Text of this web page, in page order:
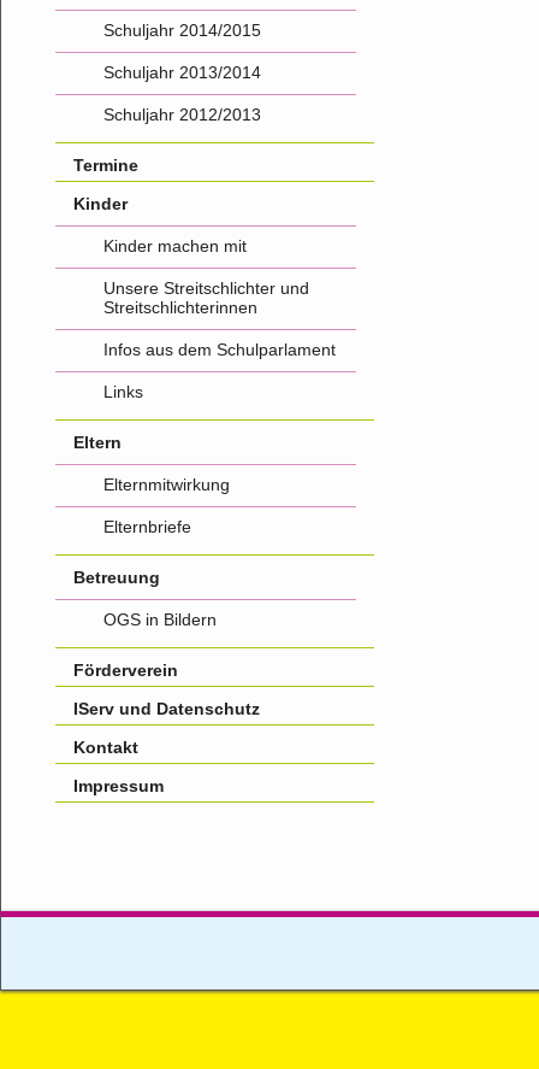
Schuljahr 2014/2015
Schuljahr 2013/2014
Schuljahr 2012/2013
Termine
Kinder
Kinder machen mit
Unsere Streitschlichter und
Streitschlichterinnen
Infos aus dem Schulparlament
Links
Eltern
Elternmitwirkung
Elternbriefe
Betreuung
OGS in Bildern
Förderverein
IServ und Datenschutz
Kontakt
Impressum